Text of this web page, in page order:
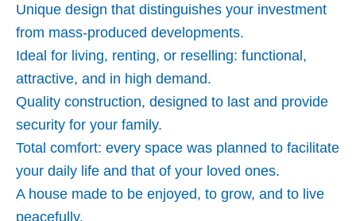
Unique design that distinguishes your investment
from mass-produced developments.
Ideal for living, renting, or reselling: functional,
attractive, and in high demand.
Quality construction, designed to last and provide
security for your family.
Total comfort: every space was planned to facilitate
your daily life and that of your loved ones.
A house made to be enjoyed, to grow, and to live
peacefully.